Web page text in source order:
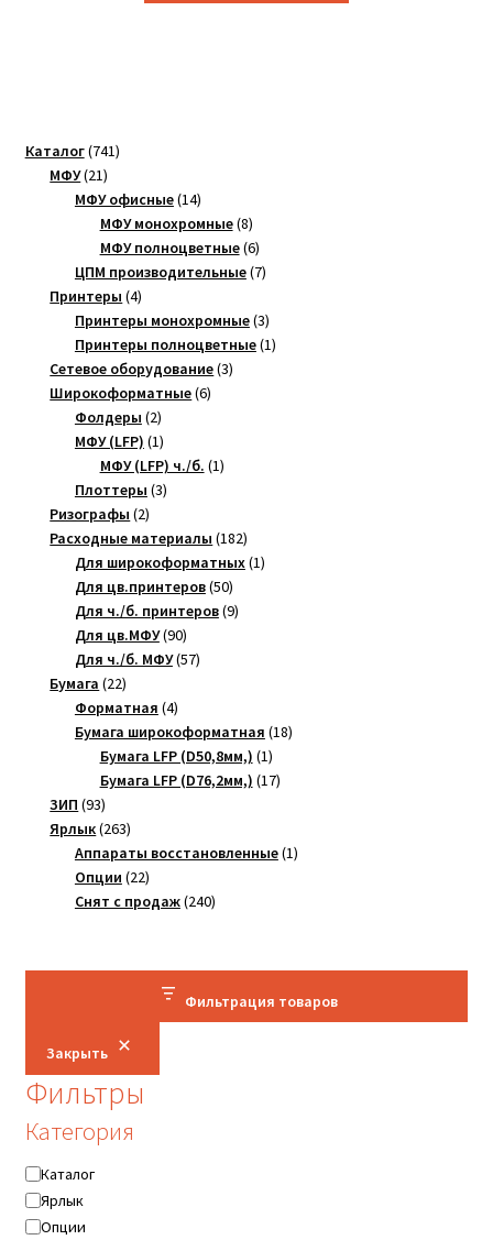
Каталог 741741
МФУ 2121
товар
МФУ офисные 1414
товаров
МФУ монохромные 88
товаров
МФУ полноцветные 66
товаров
ЦПМ производительные 77
Принтеры 44
товара
Принтеры монохромные 33
товара
Принтеры полноцветные 11
Сетевое оборудование 33
Широкоформатные 66
Фолдеры 22
товара
МФУ (LFP) 11
товар
МФУ (LFP) ч./б. 11
Плоттеры 33
Ризографы 22
товара
Расходные материалы 182182
товара
Для широкоформатных 11
Для цв.принтеров 5050
товаров
Для ч./б. принтеров 99
Для цв.МФУ 9090
товаров
Для ч./б. МФУ 5757
Бумага 2222
товара
Форматная 44
товара
Бумага широкоформатная 1818
Бумага LFP (D50,8мм,) 11
товар
Бумага LFP (D76,2мм,) 1717
ЗИП 9393
товара
Ярлык 263263
товара
Аппараты восстановленные 11
Опции 2222
товара
Снят с продаж 240240
Фильтрация товаров
Закрыть
Фильтры
Категория
Категория
Каталог
Ярлык
Опции